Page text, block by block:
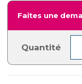
Faites une
Quantité